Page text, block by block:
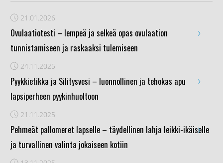
21.01.2026
Ovulaatiotesti – lempeä ja selkeä opas ovulaation
tunnistamiseen ja raskaaksi tulemiseen
›
24.11.2025
Pyykkietikka ja Silitysvesi – luonnollinen ja tehokas apu
lapsiperheen pyykinhuoltoon
›
21.11.2025
Pehmeät pallomeret lapselle – täydellinen lahja leikki-ikäiselle
ja turvallinen valinta jokaiseen kotiin
›